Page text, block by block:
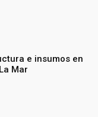
e insumos en
Mar